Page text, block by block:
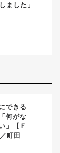
ました」
できる
何がな
」【Ｆ
町田